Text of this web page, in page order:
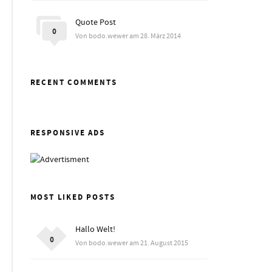
Quote Post
Von bodo.wewer am 28. März 2014
0
RECENT COMMENTS
RESPONSIVE ADS
MOST LIKED POSTS
Hallo Welt!
Von bodo.wewer am 21. August 2015
0